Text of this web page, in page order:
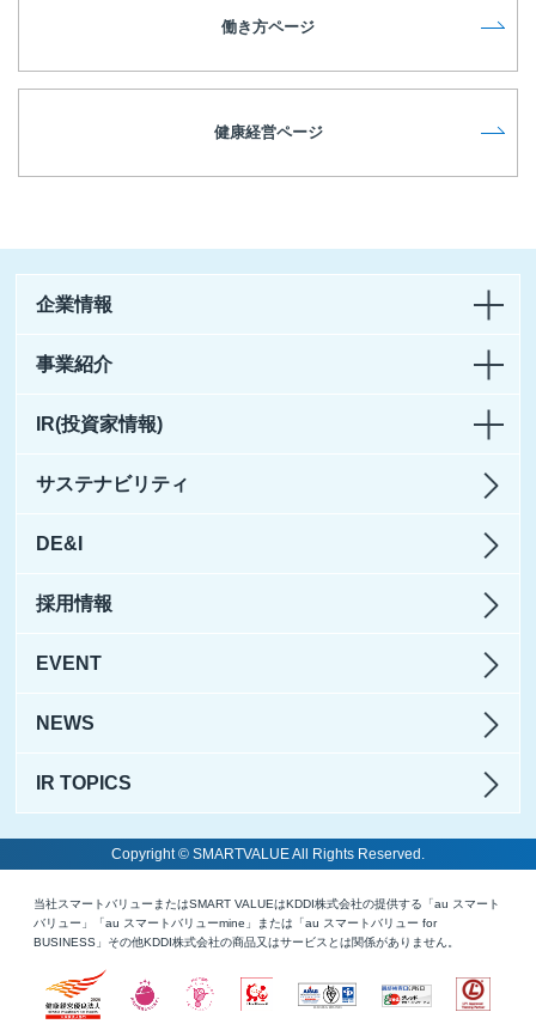
働き方ページ
健康経営ページ
企業情報
事業紹介
IR(投資家情報)
サステナビリティ
DE&I
採用情報
EVENT
NEWS
IR TOPICS
Copyright © SMARTVALUE All Rights Reserved.
当社スマートバリューまたはSMART VALUEはKDDI株式会社の提供する「au スマート
バリュー」「au スマートバリューmine」または「au スマートバリュー for
BUSINESS」その他KDDI株式会社の商品又はサービスとは関係がありません。